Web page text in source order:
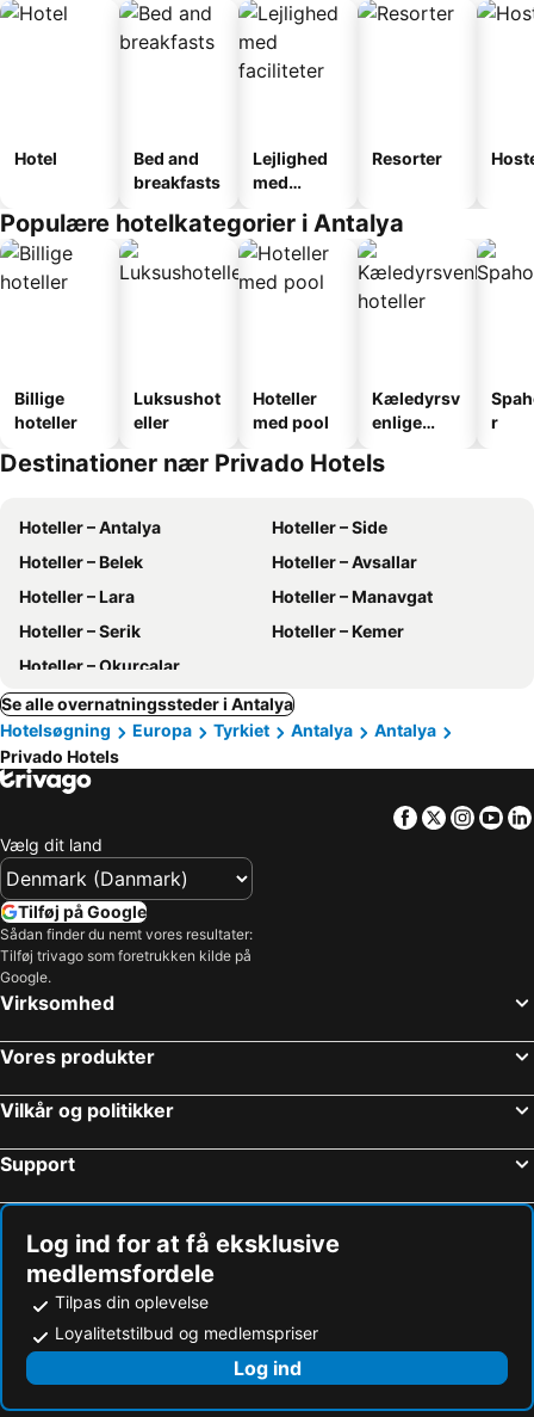
Hotel
Bed and
breakfasts
Lejlighed
med
Resorter
Populære hotelkategorier i Antalya
Billige
hoteller
Luksushot
eller
Hoteller
med pool
Kæledyrsv
enlige
r
Destinationer nær Privado Hotels
Hoteller – Antalya
Hoteller – Side
Hoteller – Belek
Hoteller – Avsallar
Hoteller – Lara
Hoteller – Manavgat
Hoteller – Serik
Hoteller – Kemer
Hoteller – Okurcalar
Se alle overnatningssteder i Antalya
Hotelsøgning
Europa Tyrkiet Antalya
Antalya
Privado Hotels
Facebook
Twitter
Vælg dit land
Tilføj på Google
Sådan finder du nemt vores resultater:
Tilføj trivago som foretrukken kilde på
Google.
Virksomhed
Vores produkter
Vilkår og politikker
Support
Log ind for at få eksklusive
medlemsfordele
Tilpas din oplevelse
Loyalitetstilbud og medlemspriser
Log ind